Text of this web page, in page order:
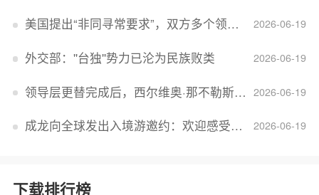
2026-06-19
美国提出“非同寻常要求”，双方多个领域分歧依旧，印美贸易谈判进入“关键阶段”
2026-06-19
外交部：''台独''势力已沦为民族败类
2026-06-19
领导层更替完成后，西尔维奥·那不勒斯出任Lucid首席执行官
2026-06-19
成龙向全球发出入境游邀约：欢迎感受无滤镜的真实中国
下载排行榜